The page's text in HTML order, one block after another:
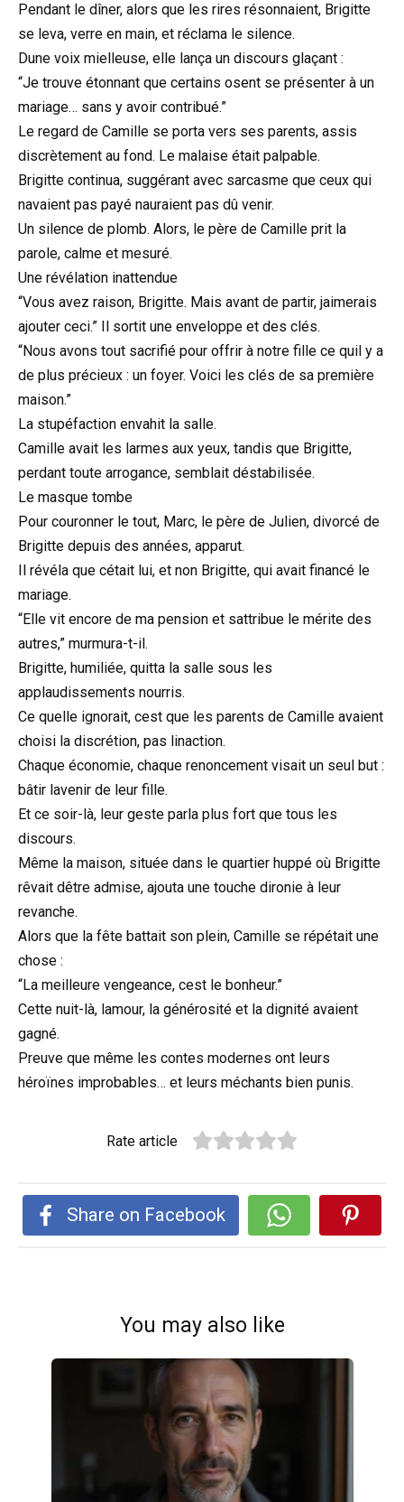
Pendant le dîner, alors que les rires résonnaient, Brigitte
se leva, verre en main, et réclama le silence.
Dune voix mielleuse, elle lança un discours glaçant :
“Je trouve étonnant que certains osent se présenter à un
mariage… sans y avoir contribué.”
Le regard de Camille se porta vers ses parents, assis
discrètement au fond. Le malaise était palpable.
Brigitte continua, suggérant avec sarcasme que ceux qui
navaient pas payé nauraient pas dû venir.
Un silence de plomb. Alors, le père de Camille prit la
parole, calme et mesuré.
Une révélation inattendue
“Vous avez raison, Brigitte. Mais avant de partir, jaimerais
ajouter ceci.” Il sortit une enveloppe et des clés.
“Nous avons tout sacrifié pour offrir à notre fille ce quil y a
de plus précieux : un foyer. Voici les clés de sa première
maison.”
La stupéfaction envahit la salle.
Camille avait les larmes aux yeux, tandis que Brigitte,
perdant toute arrogance, semblait déstabilisée.
Le masque tombe
Pour couronner le tout, Marc, le père de Julien, divorcé de
Brigitte depuis des années, apparut.
Il révéla que cétait lui, et non Brigitte, qui avait financé le
mariage.
“Elle vit encore de ma pension et sattribue le mérite des
autres,” murmura-t-il.
Brigitte, humiliée, quitta la salle sous les
applaudissements nourris.
Ce quelle ignorait, cest que les parents de Camille avaient
choisi la discrétion, pas linaction.
Chaque économie, chaque renoncement visait un seul but :
bâtir lavenir de leur fille.
Et ce soir-là, leur geste parla plus fort que tous les
discours.
Même la maison, située dans le quartier huppé où Brigitte
rêvait dêtre admise, ajouta une touche dironie à leur
revanche.
Alors que la fête battait son plein, Camille se répétait une
chose :
“La meilleure vengeance, cest le bonheur.”
Cette nuit-là, lamour, la générosité et la dignité avaient
gagné.
Preuve que même les contes modernes ont leurs
héroïnes improbables… et leurs méchants bien punis.
Rate article
Share on Facebook
You may also like